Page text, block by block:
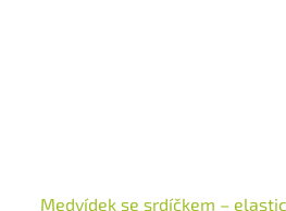
Medvídek se srdíčkem –